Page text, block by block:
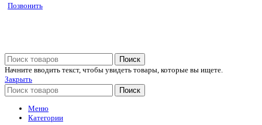
Позвонить
Поиск
Начните вводить текст, чтобы увидеть товары, которые вы ищете.
Закрыть
Поиск
Меню
Категории